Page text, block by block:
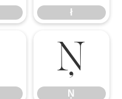
ł
Ņ
Ņ